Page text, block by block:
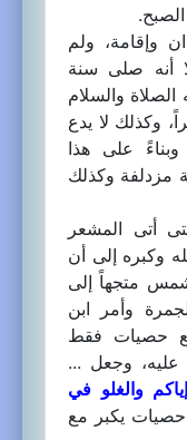
وإقامة، ولم
أنه صلى سنة
والسلام
وكذلك لا يدع
على هذا
مزدلفة وكذلك
أتى المشعر
وكبره إلى أن
متجهاً إلى
وأمر ابن
حصيات فقط
عليه، وجعل ...
والغلو في
يكبر مع